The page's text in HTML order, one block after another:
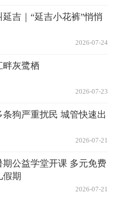
吉｜“延吉小花裤”悄悄
2026-07-24
畔灰鹭栖
2026-07-23
条狗严重扰民 城管快速出
2026-07-21
期公益学堂开课 多元免费
假期
2026-07-21